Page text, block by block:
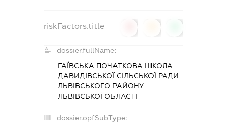
riskFactors.title
dossier.fullName:
ГАЇВСЬКА ПОЧАТКОВА ШКОЛА
ДАВИДІВСЬКОЇ СІЛЬСЬКОЇ РАДИ
ЛЬВІВСЬКОГО РАЙОНУ
ЛЬВІВСЬКОЇ ОБЛАСТІ
dossier.opfSubType: